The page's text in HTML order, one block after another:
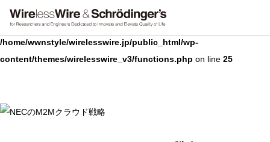
Warning: Undefined array key 0 in
/home/wwnstyle/wirelesswire.jp/public_html/wp-
content/themes/wirelesswire_v3/functions.php on line 25